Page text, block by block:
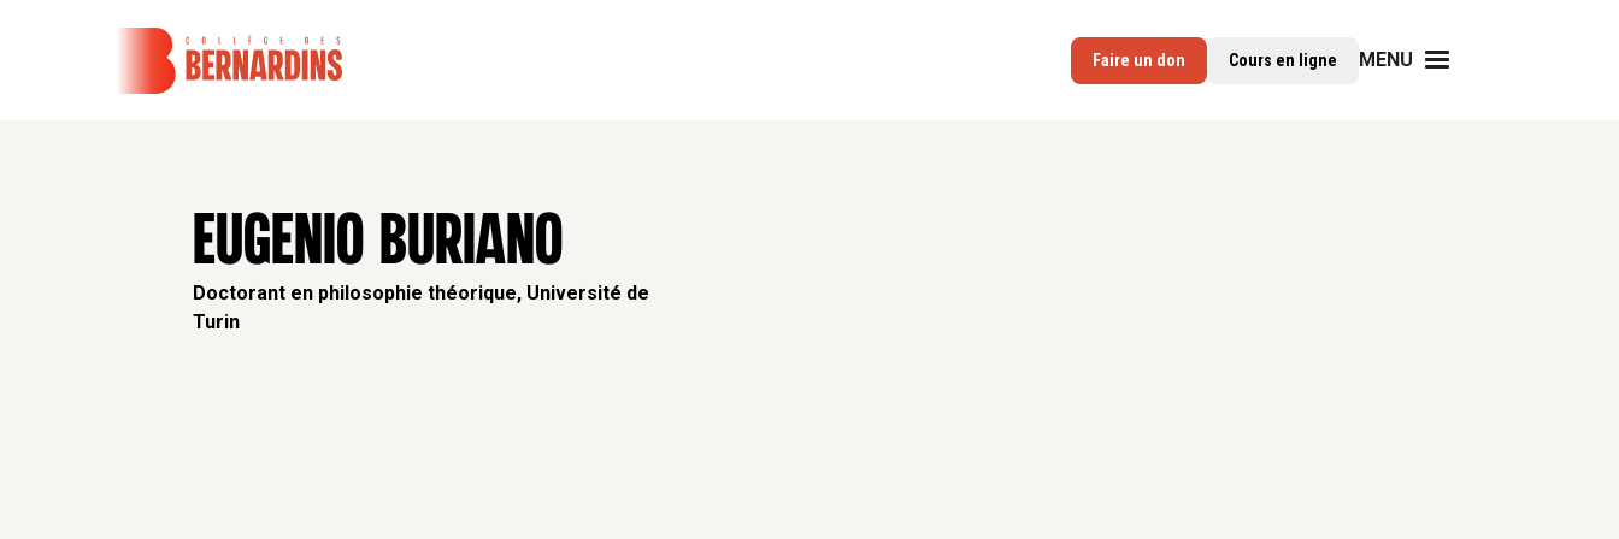
Faire un don Cours en ligne MENU
EUGENIO BURIANO
Doctorant en philosophie théorique, Université de
Turin